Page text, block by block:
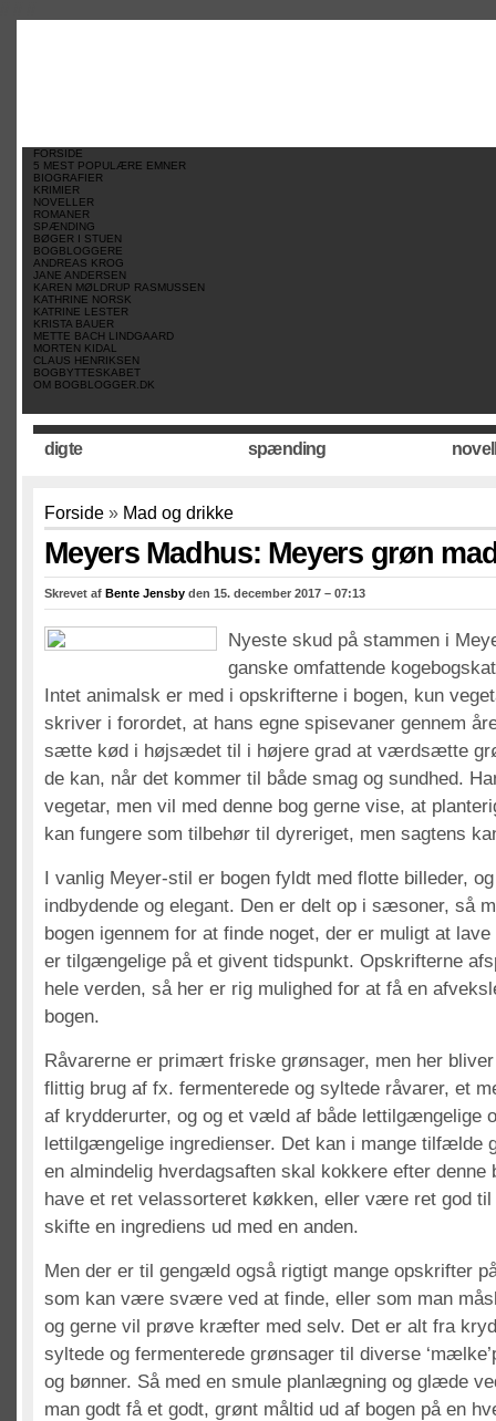
FORSIDE
5 MEST POPULÆRE EMNER
BIOGRAFIER
KRIMIER
NOVELLER
ROMANER
SPÆNDING
BØGER I STUEN
BOGBLOGGERE
ANDREAS KROG
JANE ANDERSEN
KAREN MØLDRUP RASMUSSEN
KATHRINE NORSK
KATRINE LESTER
KRISTA BAUER
METTE BACH LINDGAARD
MORTEN KIDAL
CLAUS HENRIKSEN
BOGBYTTESKABET
OM BOGBLOGGER.DK
digte spænding
Forside » Mad og drikke
Meyers Madhus: Meyers grøn
Skrevet af Bente Jensby den 15. december 2017 – 07:13
Nyeste skud på stammen i
ganske omfattende
Intet animalsk er med i opskrifterne i bogen, kun
skriver i forordet, at hans egne spisevaner gennem
sætte kød i højsædet til i højere grad at værdsætte
de kan, når det kommer til både smag og sundhed.
vegetar, men vil med denne bog gerne vise, at
kan fungere som tilbehør til dyreriget, men sagtens
I vanlig Meyer-stil er bogen fyldt med flotte billeder,
indbydende og elegant. Den er delt op i sæsoner, så
bogen igennem for at finde noget, der er muligt at
er tilgængelige på et givent tidspunkt. Opskrifterne
hele verden, så her er rig mulighed for at få en
bogen.
Råvarerne er primært friske grønsager, men her
flittig brug af fx. fermenterede og syltede råvarer, et
af krydderurter, og og et væld af både lettilgængelige
lettilgængelige ingredienser. Det kan i mange tilfælde
en almindelig hverdagsaften skal kokkere efter denne
have et ret velassorteret køkken, eller være ret god
skifte en ingrediens ud med en anden.
Men der er til gengæld også rigtigt mange opskrifter
som kan være svære ved at finde, eller som man
og gerne vil prøve kræfter med selv. Det er alt fra
syltede og fermenterede grønsager til diverse
og bønner. Så med en smule planlægning og glæde
man godt få et godt, grønt måltid ud af bogen på en